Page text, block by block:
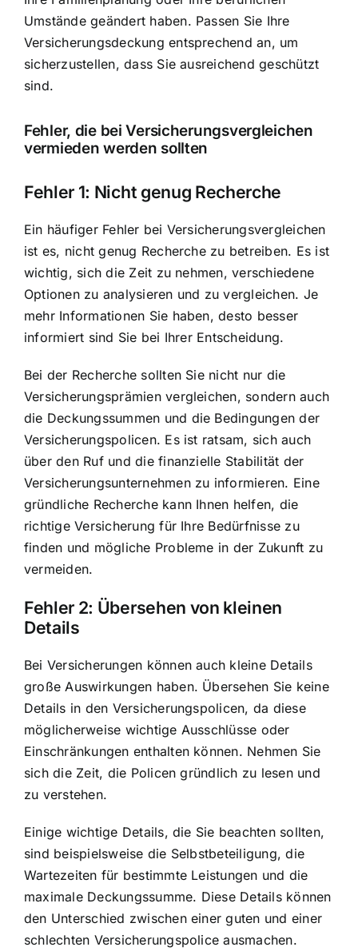
Umstände geändert haben. Passen Sie Ihre
Versicherungsdeckung entsprechend an, um
sicherzustellen, dass Sie ausreichend geschützt
sind.
Fehler, die bei Versicherungsvergleichen
vermieden werden sollten
Fehler 1: Nicht genug Recherche
Ein häufiger Fehler bei Versicherungsvergleichen
ist es, nicht genug Recherche zu betreiben. Es ist
wichtig, sich die Zeit zu nehmen, verschiedene
Optionen zu analysieren und zu vergleichen. Je
mehr Informationen Sie haben, desto besser
informiert sind Sie bei Ihrer Entscheidung.
Bei der Recherche sollten Sie nicht nur die
Versicherungsprämien vergleichen, sondern auch
die Deckungssummen und die Bedingungen der
Versicherungspolicen. Es ist ratsam, sich auch
über den Ruf und die finanzielle Stabilität der
Versicherungsunternehmen zu informieren. Eine
gründliche Recherche kann Ihnen helfen, die
richtige Versicherung für Ihre Bedürfnisse zu
finden und mögliche Probleme in der Zukunft zu
vermeiden.
Fehler 2: Übersehen von kleinen
Details
Bei Versicherungen können auch kleine Details
große Auswirkungen haben. Übersehen Sie keine
Details in den Versicherungspolicen, da diese
möglicherweise wichtige Ausschlüsse oder
Einschränkungen enthalten können. Nehmen Sie
sich die Zeit, die Policen gründlich zu lesen und
zu verstehen.
Einige wichtige Details, die Sie beachten sollten,
sind beispielsweise die Selbstbeteiligung, die
Wartezeiten für bestimmte Leistungen und die
maximale Deckungssumme. Diese Details können
den Unterschied zwischen einer guten und einer
schlechten Versicherungspolice ausmachen.